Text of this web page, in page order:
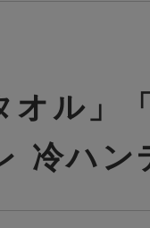
オル」
冷ハン